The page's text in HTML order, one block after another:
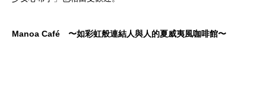
Manoa Café 〜如彩虹般連結人與人的夏威夷風咖啡館〜